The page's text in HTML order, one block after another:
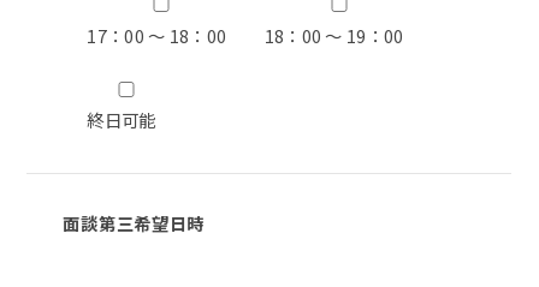
17：00 ～ 18：00 18：00 ～ 19：00
終日可能
面談第三希望日時